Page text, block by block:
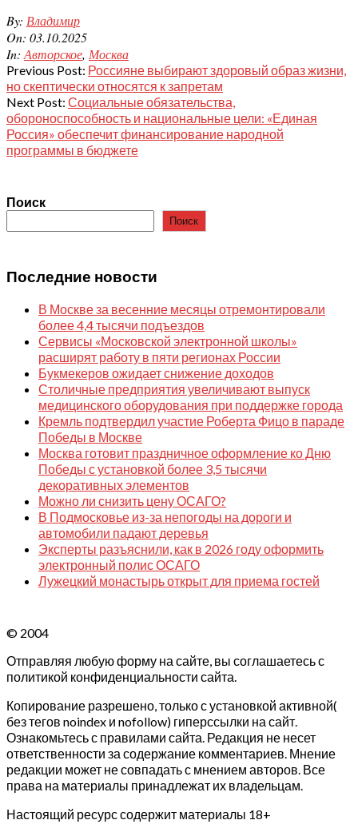
2025-
10-
03
By: Владимир
On: 03.10.2025
In: Авторское, Москва
Previous Post: Россияне выбирают здоровый образ жизни,
но скептически относятся к запретам
Next Post: Социальные обязательства,
обороноспособность и национальные цели: «Единая
Россия» обеспечит финансирование народной
программы в бюджете
Поиск
Поиск
Последние новости
В Москве за весенние месяцы отремонтировали
более 4,4 тысячи подъездов
Сервисы «Московской электронной школы»
расширят работу в пяти регионах России
Букмекеров ожидает снижение доходов
Столичные предприятия увеличивают выпуск
медицинского оборудования при поддержке города
Кремль подтвердил участие Роберта Фицо в параде
Победы в Москве
Москва готовит праздничное оформление ко Дню
Победы с установкой более 3,5 тысячи
декоративных элементов
Можно ли снизить цену ОСАГО?
В Подмосковье из-за непогоды на дороги и
автомобили падают деревья
Эксперты разъяснили, как в 2026 году оформить
электронный полис ОСАГО
Лужецкий монастырь открыт для приема гостей
© 2004
Отправляя любую форму на сайте, вы соглашаетесь с
политикой конфиденциальности сайта.
Копирование разрешено, только с установкой активной(
без тегов noindex и nofollow) гиперссылки на сайт.
Ознакомьтесь с правилами сайта. Редакция не несет
ответственности за содержание комментариев. Мнение
редакции может не совпадать с мнением авторов. Все
права на материалы принадлежат их владельцам.
Настоящий ресурс содержит материалы 18+